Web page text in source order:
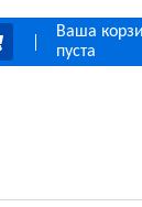
Ваша
пуста